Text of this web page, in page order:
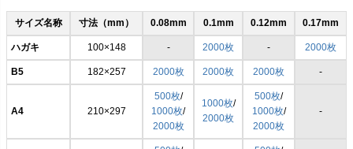
サイズ名称 寸法（mm） 0.08mm 0.1mm 0.12mm 0.17mm
ハガキ 100×148 - 2000枚 - 2000枚
B5 182×257 2000枚 2000枚 2000枚 -
A4 210×297
500枚/
1000枚/
2000枚
1000枚/
2000枚
500枚/
1000枚/
2000枚
-